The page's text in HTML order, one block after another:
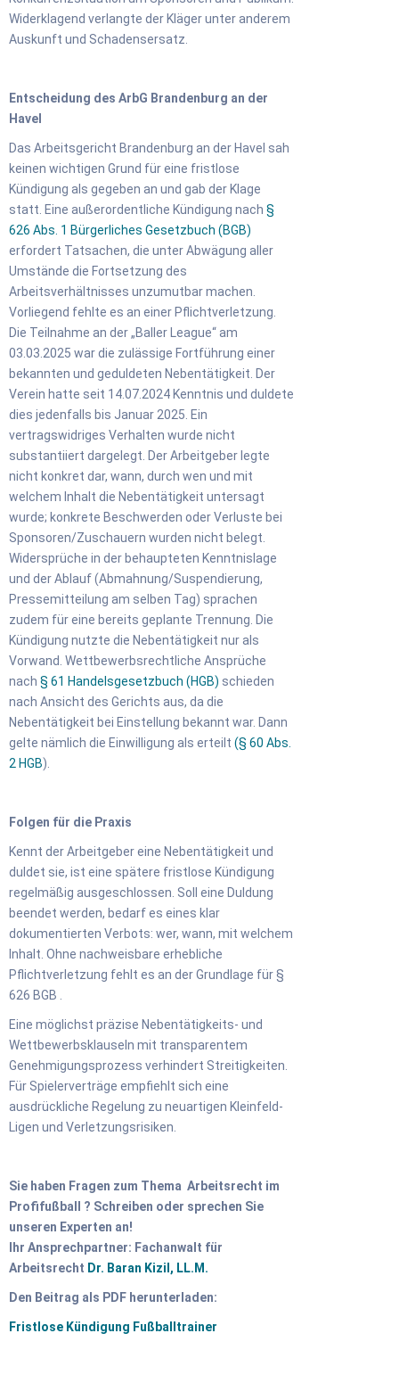
Widerklagend verlangte der Kläger unter anderem
Auskunft und Schadensersatz.
Entscheidung des ArbG Brandenburg an der
Havel
Das Arbeitsgericht Brandenburg an der Havel sah
keinen wichtigen Grund für eine fristlose
Kündigung als gegeben an und gab der Klage
statt. Eine außerordentliche Kündigung nach §
626 Abs. 1 Bürgerliches Gesetzbuch (BGB)
erfordert Tatsachen, die unter Abwägung aller
Umstände die Fortsetzung des
Arbeitsverhältnisses unzumutbar machen.
Vorliegend fehlte es an einer Pflichtverletzung.
Die Teilnahme an der „Baller League“ am
03.03.2025 war die zulässige Fortführung einer
bekannten und geduldeten Nebentätigkeit. Der
Verein hatte seit 14.07.2024 Kenntnis und duldete
dies jedenfalls bis Januar 2025. Ein
vertragswidriges Verhalten wurde nicht
substantiiert dargelegt. Der Arbeitgeber legte
nicht konkret dar, wann, durch wen und mit
welchem Inhalt die Nebentätigkeit untersagt
wurde; konkrete Beschwerden oder Verluste bei
Sponsoren/Zuschauern wurden nicht belegt.
Widersprüche in der behaupteten Kenntnislage
und der Ablauf (Abmahnung/Suspendierung,
Pressemitteilung am selben Tag) sprachen
zudem für eine bereits geplante Trennung. Die
Kündigung nutzte die Nebentätigkeit nur als
Vorwand. Wettbewerbsrechtliche Ansprüche
nach § 61 Handelsgesetzbuch (HGB) schieden
nach Ansicht des Gerichts aus, da die
Nebentätigkeit bei Einstellung bekannt war. Dann
gelte nämlich die Einwilligung als erteilt (§ 60 Abs.
2 HGB).
Folgen für die Praxis
Kennt der Arbeitgeber eine Nebentätigkeit und
duldet sie, ist eine spätere fristlose Kündigung
regelmäßig ausgeschlossen. Soll eine Duldung
beendet werden, bedarf es eines klar
dokumentierten Verbots: wer, wann, mit welchem
Inhalt. Ohne nachweisbare erhebliche
Pflichtverletzung fehlt es an der Grundlage für §
626 BGB .
Eine möglichst präzise Nebentätigkeits- und
Wettbewerbsklauseln mit transparentem
Genehmigungsprozess verhindert Streitigkeiten.
Für Spielerverträge empfiehlt sich eine
ausdrückliche Regelung zu neuartigen Kleinfeld-
Ligen und Verletzungsrisiken.
Sie haben Fragen zum Thema Arbeitsrecht im
Profifußball ? Schreiben oder sprechen Sie
unseren Experten an!
Ihr Ansprechpartner: Fachanwalt für
Arbeitsrecht Dr. Baran Kizil, LL.M.
Den Beitrag als PDF herunterladen:
Fristlose Kündigung Fußballtrainer